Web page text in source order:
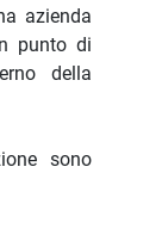
azienda
punto di
della
sono